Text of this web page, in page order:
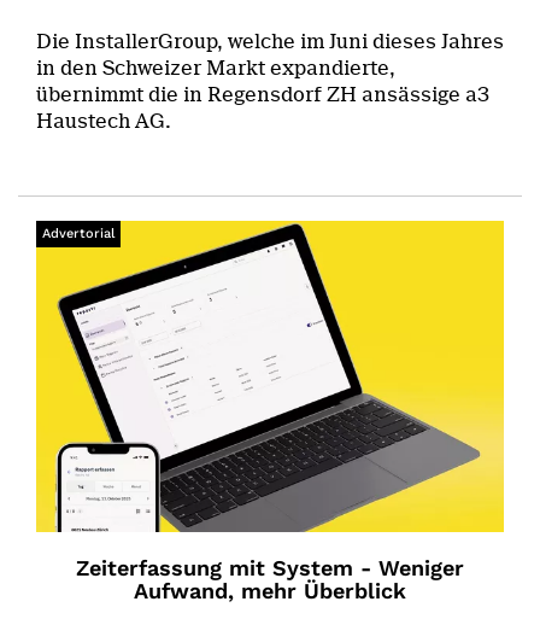
Die InstallerGroup, welche im Juni dieses Jahres
in den Schweizer Markt expandierte,
übernimmt die in Regensdorf ZH ansässige a3
Haustech AG.
Advertorial
Zeiterfassung mit System - Weniger
Aufwand, mehr Überblick